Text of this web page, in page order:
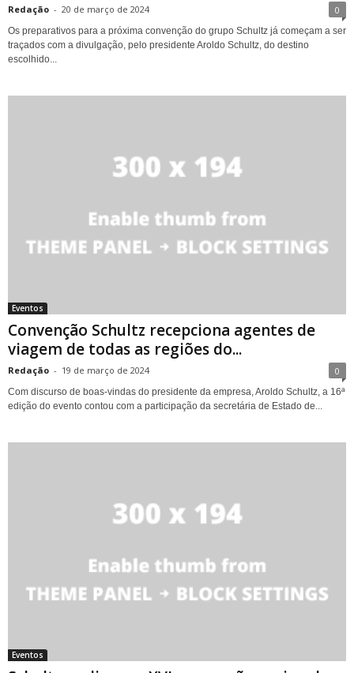
Redação - 20 de março de 2024 0
Os preparativos para a próxima convenção do grupo Schultz já começam a ser
traçados com a divulgação, pelo presidente Aroldo Schultz, do destino
escolhido...
Eventos
Convenção Schultz recepciona agentes de
viagem de todas as regiões do...
Redação - 19 de março de 2024 0
Com discurso de boas-vindas do presidente da empresa, Aroldo Schultz, a 16ª
edição do evento contou com a participação da secretária de Estado de...
Eventos